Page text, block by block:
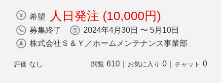
希望 人日発注 (10,000円)
募集終了
2024年4月30日 〜 5月10日
株式会社Ｓ＆Ｙ／ホームメンテナンス事業部
評価 なし 閲覧 610 お気に入り 0 チャット 0